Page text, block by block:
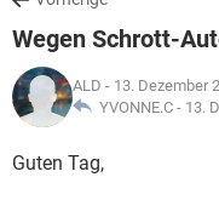
LEXIKON
Wegen Schrott-
ALD - 13. Dezember
YVONNE.C - 13.
Guten Tag,